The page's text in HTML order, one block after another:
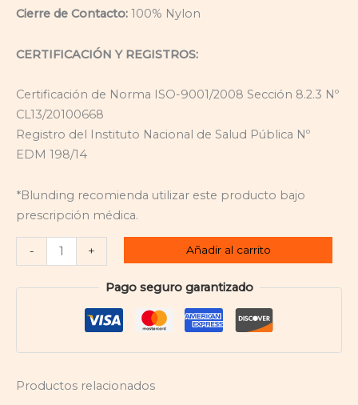
Cierre de Contacto: 100% Nylon
CERTIFICACIÓN Y REGISTROS:
Certificación de Norma ISO-9001/2008 Sección 8.2.3 Nº
CL13/20100668
Registro del Instituto Nacional de Salud Pública Nº
EDM 198/14
*Blunding recomienda utilizar este producto bajo
prescripción médica.
- + Añadir al carrito
Pago seguro garantizado
Productos relacionados